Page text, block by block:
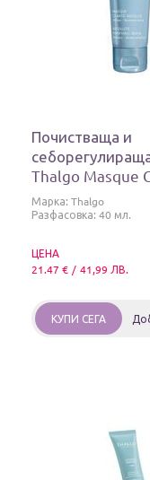
Почистваща и
Thalgo Masque
Absolue
Марка: Thalgo
Разфасовка: 40 мл.
ЦЕНА
21.47 € / 41,99 ЛВ.
КУПИ СЕГА